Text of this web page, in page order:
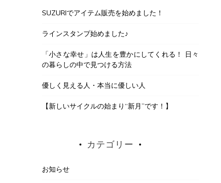
SUZURIでアイテム販売を始めました！
ラインスタンプ始めました♪
「小さな幸せ」は人生を豊かにしてくれる！ 日々
の暮らしの中で見つける方法
優しく見える人・本当に優しい人
【新しいサイクルの始まり“新月”です！】
カテゴリー
お知らせ